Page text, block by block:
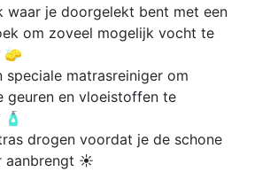
waar je doorgelekt bent met een
om zoveel mogelijk vocht te
🧽
speciale matrasreiniger om
geuren en vloeistoffen te
drogen voordat je de schone
aanbrengt ☀️